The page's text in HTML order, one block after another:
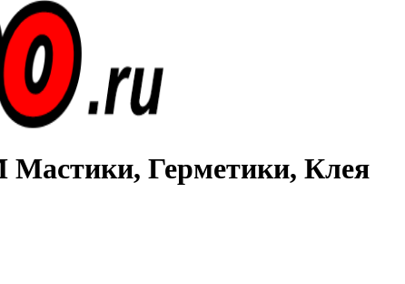
Герметики, Клея